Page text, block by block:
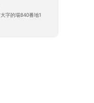
字的場840番地1